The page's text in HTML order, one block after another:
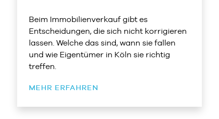
Beim Immobilienverkauf gibt es
Entscheidungen, die sich nicht korrigieren
lassen. Welche das sind, wann sie fallen
und wie Eigentümer in Köln sie richtig
treffen.
MEHR ERFAHREN